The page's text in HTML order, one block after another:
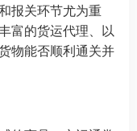
报关环节尤为重
富的货运代理、以
物能否顺利通关并